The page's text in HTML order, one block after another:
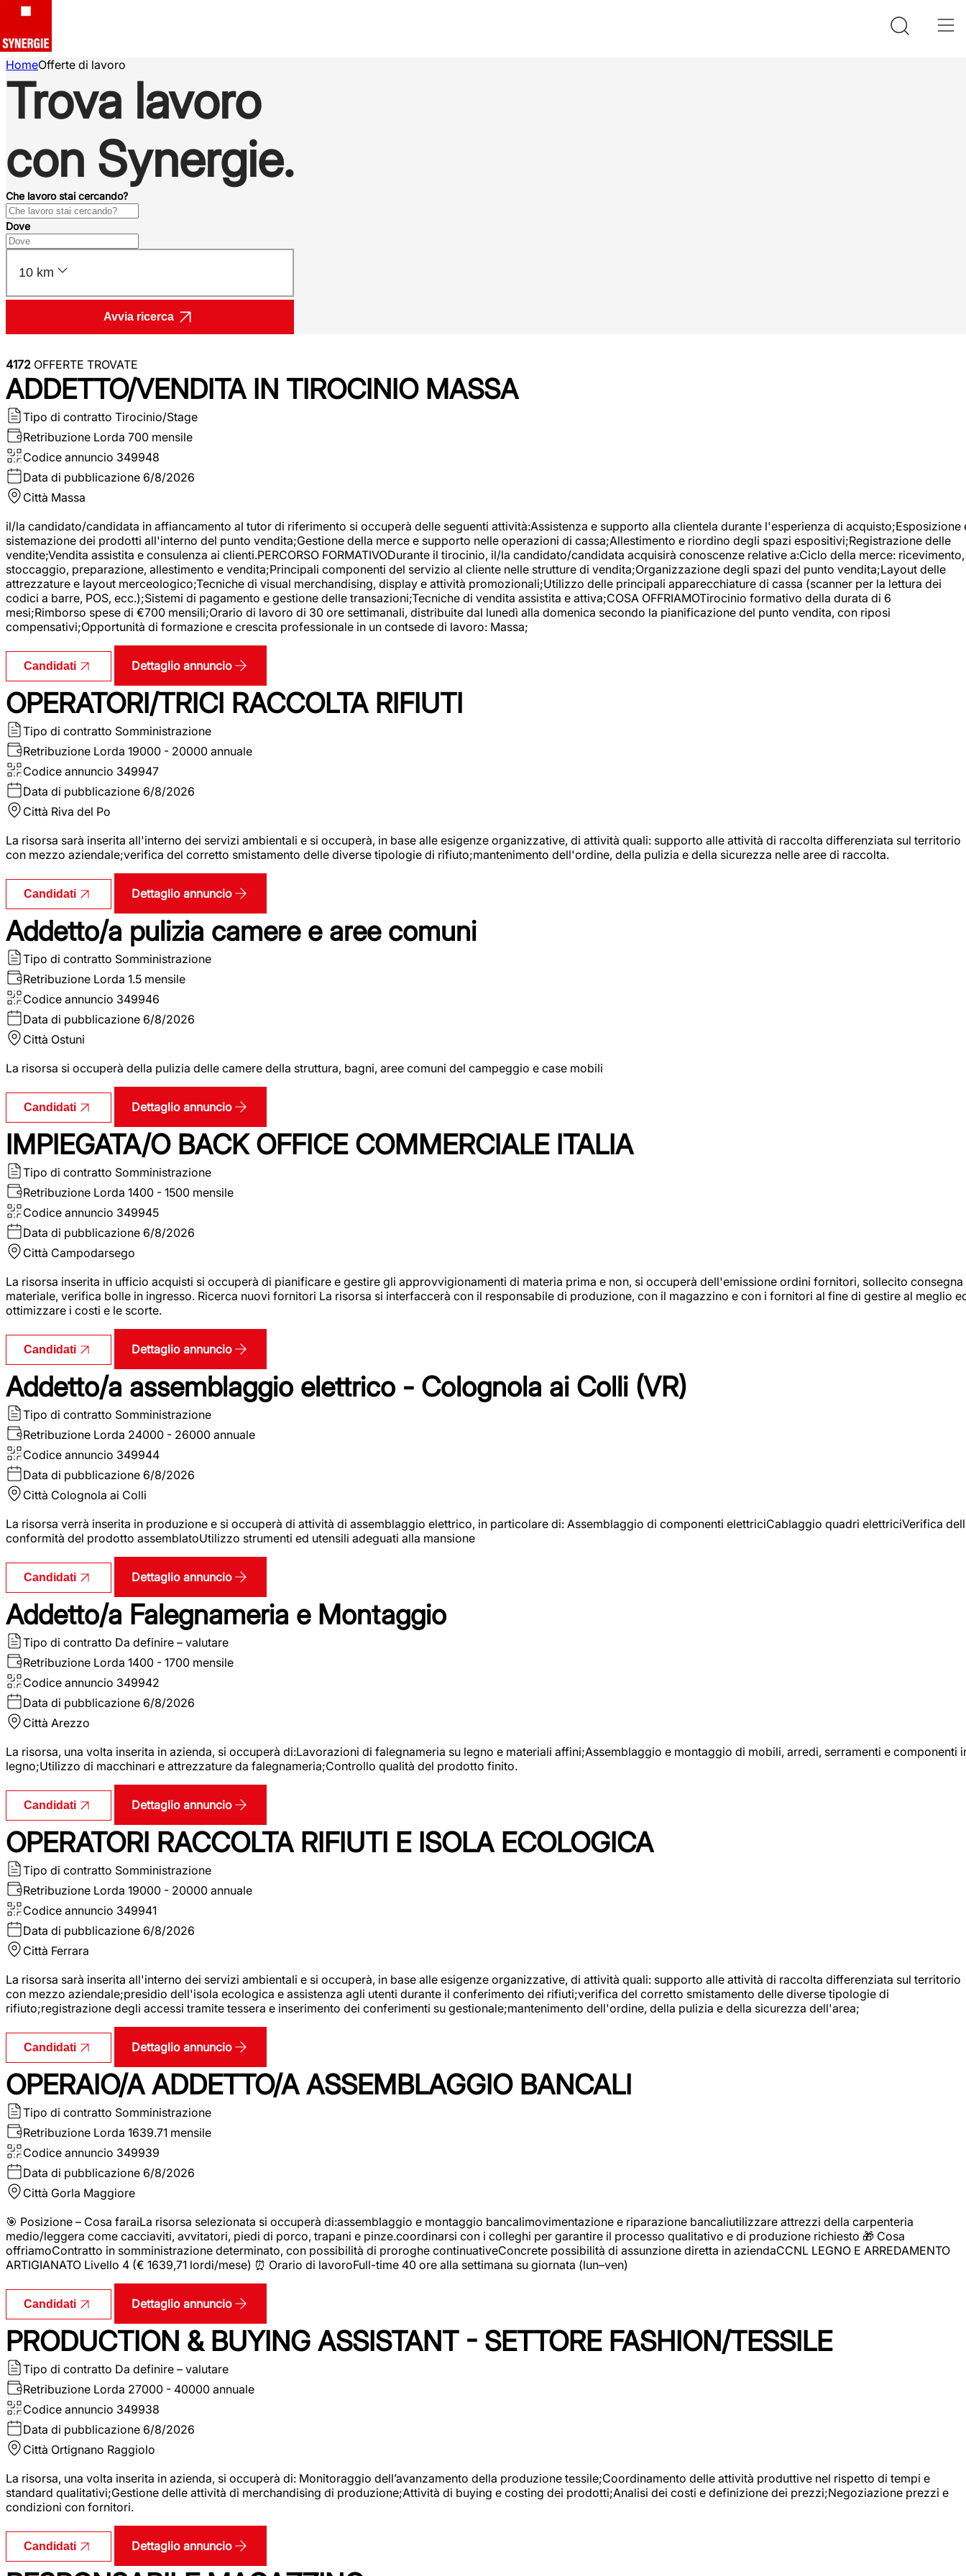
HomeOfferte di lavoro
Trova lavoro
con Synergie.
Che lavoro stai cercando?
Dove
10 km
Avvia ricerca
4172 OFFERTE TROVATE
ADDETTO/VENDITA IN TIROCINIO MASSA
Tipo di contratto Tirocinio/Stage
Retribuzione Lorda 700 mensile
Codice annuncio 349948
Data di pubblicazione 6/8/2026
Città Massa
il/la candidato/candidata in affiancamento al tutor di riferimento si occuperà delle seguenti attività:Assistenza e supporto alla clientela durante l'esperienza di acquisto;Esposizione
sistemazione dei prodotti all'interno del punto vendita;Gestione della merce e supporto nelle operazioni di cassa;Allestimento e riordino degli spazi espositivi;Registrazione delle
vendite;Vendita assistita e consulenza ai clienti.PERCORSO FORMATIVODurante il tirocinio, il/la candidato/candidata acquisirà conoscenze relative a:Ciclo della merce: ricevimento,
stoccaggio, preparazione, allestimento e vendita;Principali componenti del servizio al cliente nelle strutture di vendita;Organizzazione degli spazi del punto vendita;Layout delle
attrezzature e layout merceologico;Tecniche di visual merchandising, display e attività promozionali;Utilizzo delle principali apparecchiature di cassa (scanner per la lettura dei
codici a barre, POS, ecc.);Sistemi di pagamento e gestione delle transazioni;Tecniche di vendita assistita e attiva;COSA OFFRIAMOTirocinio formativo della durata di 6
mesi;Rimborso spese di €700 mensili;Orario di lavoro di 30 ore settimanali, distribuite dal lunedì alla domenica secondo la pianificazione del punto vendita, con riposi
compensativi;Opportunità di formazione e crescita professionale in un contsede di lavoro: Massa;
Candidati Dettaglio annuncio
OPERATORI/TRICI RACCOLTA RIFIUTI
Tipo di contratto Somministrazione
Retribuzione Lorda 19000 - 20000 annuale
Codice annuncio 349947
Data di pubblicazione 6/8/2026
Città Riva del Po
La risorsa sarà inserita all'interno dei servizi ambientali e si occuperà, in base alle esigenze organizzative, di attività quali: supporto alle attività di raccolta differenziata sul territorio
con mezzo aziendale;verifica del corretto smistamento delle diverse tipologie di rifiuto;mantenimento dell'ordine, della pulizia e della sicurezza nelle aree di raccolta.
Candidati Dettaglio annuncio
Addetto/a pulizia camere e aree comuni
Tipo di contratto Somministrazione
Retribuzione Lorda 1.5 mensile
Codice annuncio 349946
Data di pubblicazione 6/8/2026
Città Ostuni
La risorsa si occuperà della pulizia delle camere della struttura, bagni, aree comuni del campeggio e case mobili
Candidati Dettaglio annuncio
IMPIEGATA/O BACK OFFICE COMMERCIALE ITALIA
Tipo di contratto Somministrazione
Retribuzione Lorda 1400 - 1500 mensile
Codice annuncio 349945
Data di pubblicazione 6/8/2026
Città Campodarsego
La risorsa inserita in ufficio acquisti si occuperà di pianificare e gestire gli approvvigionamenti di materia prima e non, si occuperà dell'emissione ordini fornitori, sollecito consegna
materiale, verifica bolle in ingresso. Ricerca nuovi fornitori La risorsa si interfaccerà con il responsabile di produzione, con il magazzino e con i fornitori al fine di gestire al meglio
ottimizzare i costi e le scorte.
Candidati Dettaglio annuncio
Addetto/a assemblaggio elettrico - Colognola ai Colli (VR)
Tipo di contratto Somministrazione
Retribuzione Lorda 24000 - 26000 annuale
Codice annuncio 349944
Data di pubblicazione 6/8/2026
Città Colognola ai Colli
La risorsa verrà inserita in produzione e si occuperà di attività di assemblaggio elettrico, in particolare di: Assemblaggio di componenti elettriciCablaggio quadri elettriciVerifica
conformità del prodotto assemblatoUtilizzo strumenti ed utensili adeguati alla mansione
Candidati Dettaglio annuncio
Addetto/a Falegnameria e Montaggio
Tipo di contratto Da definire – valutare
Retribuzione Lorda 1400 - 1700 mensile
Codice annuncio 349942
Data di pubblicazione 6/8/2026
Città Arezzo
La risorsa, una volta inserita in azienda, si occuperà di:Lavorazioni di falegnameria su legno e materiali affini;Assemblaggio e montaggio di mobili, arredi, serramenti e componenti
legno;Utilizzo di macchinari e attrezzature da falegnameria;Controllo qualità del prodotto finito.
Candidati Dettaglio annuncio
OPERATORI RACCOLTA RIFIUTI E ISOLA ECOLOGICA
Tipo di contratto Somministrazione
Retribuzione Lorda 19000 - 20000 annuale
Codice annuncio 349941
Data di pubblicazione 6/8/2026
Città Ferrara
La risorsa sarà inserita all'interno dei servizi ambientali e si occuperà, in base alle esigenze organizzative, di attività quali: supporto alle attività di raccolta differenziata sul territorio
con mezzo aziendale;presidio dell'isola ecologica e assistenza agli utenti durante il conferimento dei rifiuti;verifica del corretto smistamento delle diverse tipologie di
rifiuto;registrazione degli accessi tramite tessera e inserimento dei conferimenti su gestionale;mantenimento dell'ordine, della pulizia e della sicurezza dell'area;
Candidati Dettaglio annuncio
OPERAIO/A ADDETTO/A ASSEMBLAGGIO BANCALI
Tipo di contratto Somministrazione
Retribuzione Lorda 1639.71 mensile
Codice annuncio 349939
Data di pubblicazione 6/8/2026
Città Gorla Maggiore
🎯 Posizione – Cosa faraiLa risorsa selezionata si occuperà di:assemblaggio e montaggio bancalimovimentazione e riparazione bancaliutilizzare attrezzi della carpenteria
medio/leggera come cacciaviti, avvitatori, piedi di porco, trapani e pinze.coordinarsi con i colleghi per garantire il processo qualitativo e di produzione richiesto 🎁 Cosa
offriamoContratto in somministrazione determinato, con possibilità di proroghe continuativeConcrete possibilità di assunzione diretta in aziendaCCNL LEGNO E ARREDAMENTO
ARTIGIANATO Livello 4 (€ 1639,71 lordi/mese) ⏰ Orario di lavoroFull-time 40 ore alla settimana su giornata (lun–ven)
Candidati Dettaglio annuncio
PRODUCTION & BUYING ASSISTANT - SETTORE FASHION/TESSILE
Tipo di contratto Da definire – valutare
Retribuzione Lorda 27000 - 40000 annuale
Codice annuncio 349938
Data di pubblicazione 6/8/2026
Città Ortignano Raggiolo
La risorsa, una volta inserita in azienda, si occuperà di: Monitoraggio dell’avanzamento della produzione tessile;Coordinamento delle attività produttive nel rispetto di tempi e
standard qualitativi;Gestione delle attività di merchandising di produzione;Attività di buying e costing dei prodotti;Analisi dei costi e definizione dei prezzi;Negoziazione prezzi e
condizioni con fornitori.
Candidati Dettaglio annuncio